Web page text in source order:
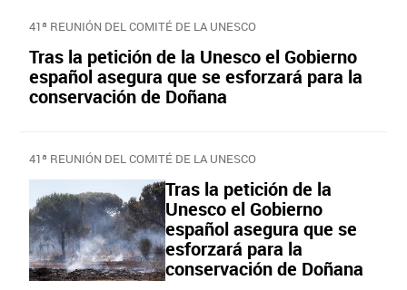
41ª REUNIÓN DEL COMITÉ DE LA UNESCO
Tras la petición de la Unesco el Gobierno
español asegura que se esforzará para la
conservación de Doñana
41ª REUNIÓN DEL COMITÉ DE LA UNESCO
Tras la petición de la
Unesco el Gobierno
español asegura que se
esforzará para la
conservación de Doñana